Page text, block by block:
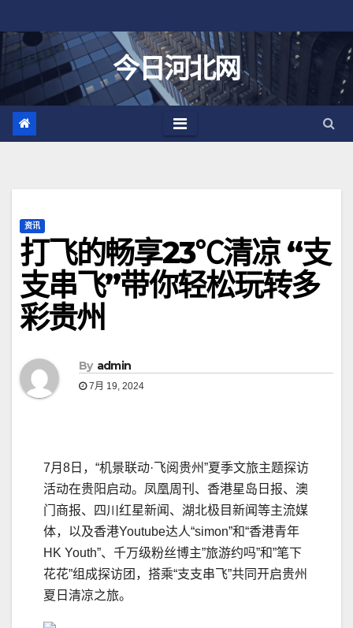
至
今日河北网
资讯
打飞的畅享23℃清凉 “支
支串飞”带你轻松玩转多
彩贵州
By admin
7月 19, 2024
7月8日，“机景联动·飞阅贵州”夏季文旅主题探访
活动在贵阳启动。凤凰周刊、香港星岛日报、澳
门商报、四川红星新闻、湖北极目新闻等主流媒
体，以及香港Youtube达人“simon”和“香港青年
HK Youth”、千万级粉丝博主”旅游约吗”和”笔下
花花”组成探访团，搭乘“支支串飞”共同开启贵州
夏日清凉之旅。